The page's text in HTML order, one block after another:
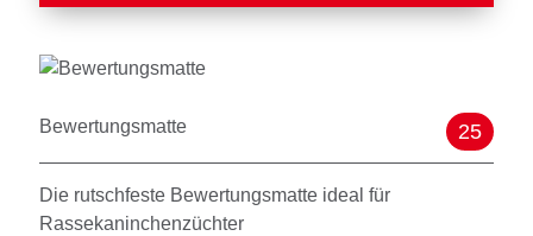
Bewertungsmatte 25
Die rutschfeste Bewertungsmatte ideal für
Rassekaninchenzüchter